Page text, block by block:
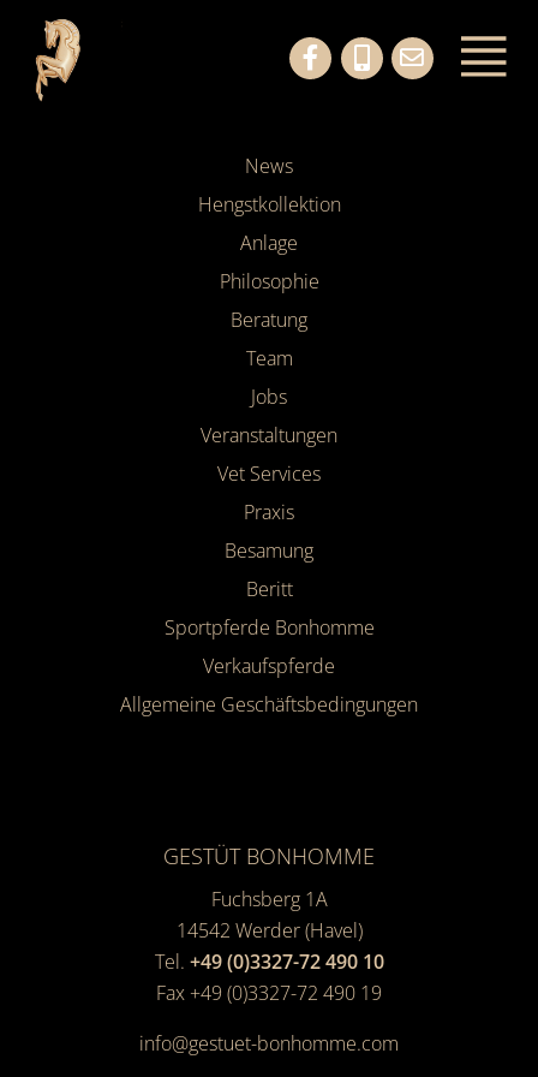
News
Hengstkollektion
Anlage
Philosophie
Beratung
Team
Jobs
Veranstaltungen
Vet Services
Praxis
Besamung
Beritt
Sportpferde Bonhomme
Verkaufspferde
Allgemeine Geschäfts­bedingungen
GESTÜT BONHOMME
Fuchsberg 1A
14542 Werder (Havel)
Tel. +49 (0)3327-72 490 10
Fax +49 (0)3327-72 490 19
info@gestuet-bonhomme.com